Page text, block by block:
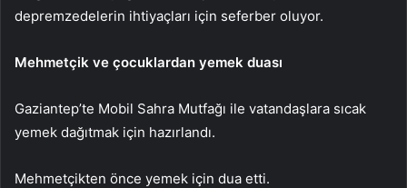
depremzedelerin ihtiyaçları için seferber oluyor.
Mehmetçik ve çocuklardan yemek duası
Gaziantep’te Mobil Sahra Mutfağı ile vatandaşlara sıcak
yemek dağıtmak için hazırlandı.
Mehmetçikten önce yemek için dua etti.